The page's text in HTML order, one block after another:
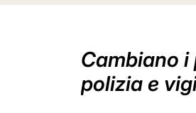
Cambiano
polizia e